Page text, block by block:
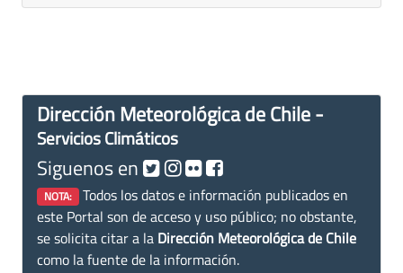
Dirección Meteorológica de Chile -
Servicios Climáticos
Siguenos en
NOTA: Todos los datos e información publicados en
este Portal son de acceso y uso público; no obstante,
se solicita citar a la Dirección Meteorológica de Chile
como la fuente de la información.